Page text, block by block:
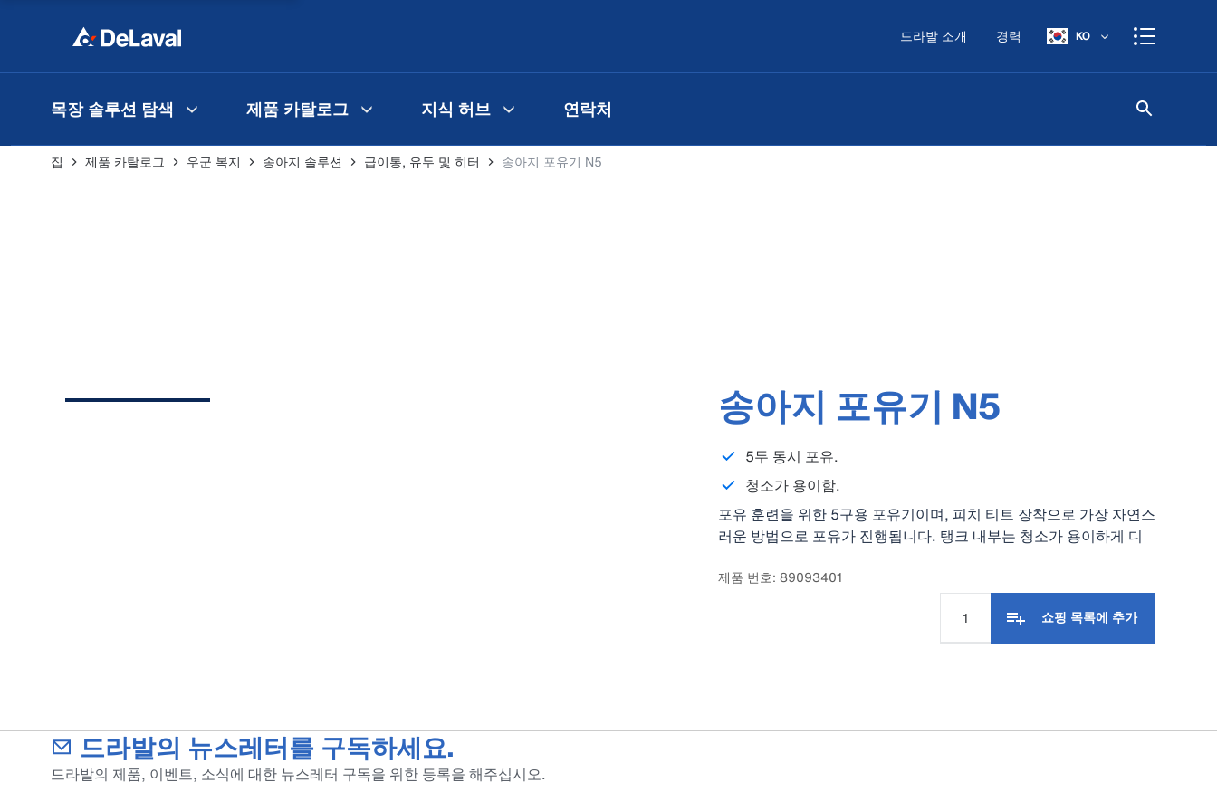
드라발 소개 경력 KO
목장 솔루션 탐색 제품 카탈로그 지식 허브 연락처
집 제품 카탈로그 우군 복지 송아지 솔루션 급이통, 유두 및 히터 송아지 포유기 N5
송아지 포유기 N5
5두 동시 포유.
청소가 용이함.
포유 훈련을 위한 5구용 포유기이며, 피치 티트 장착으로 가장 자연스
러운 방법으로 포유가 진행됩니다. 탱크 내부는 청소가 용이하게 디
제품 번호: 89093401
쇼핑 목록에 추가
드라발의 뉴스레터를 구독하세요.
드라발의 제품, 이벤트, 소식에 대한 뉴스레터 구독을 위한 등록을 해주십시오.